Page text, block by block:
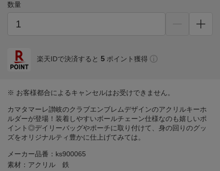
数量
楽天IDで決済すると 5 ポイント獲得
※ お客様都合によるキャンセルはお受けできません。
カマタマーレ讃岐のクラブエンブレムデザインのアクリルキーホ
ルダーが登場！装着しやすいボールチェーン仕様なのも嬉しいポ
イント◎デイリーバッグやポーチに取り付けて、身の回りのグッ
ズをオリジナルティ豊かに仕上げてみては。
メーカー品番：ks900065
素材：アクリル 鉄